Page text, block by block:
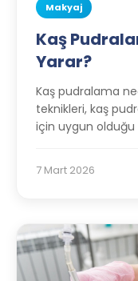
Makyaj
Kaş
Yarar?
Kaş pudralama
teknikleri, kaş
için uygun olduğu
7 Mart 2026